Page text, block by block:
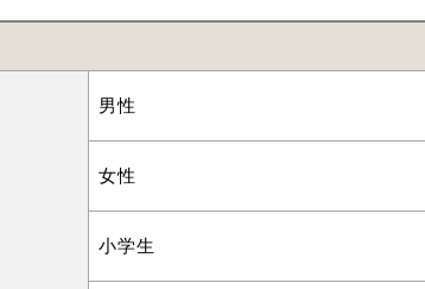
男性
女性
小学生